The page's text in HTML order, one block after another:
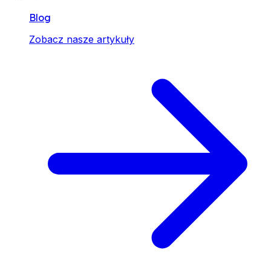
Blog
Zobacz nasze artykuły